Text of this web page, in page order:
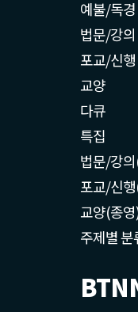
예불/독경
법문/강의
포교/신행
교양
다큐
특집
법문/강
포교/신
교양(종
주제별 분